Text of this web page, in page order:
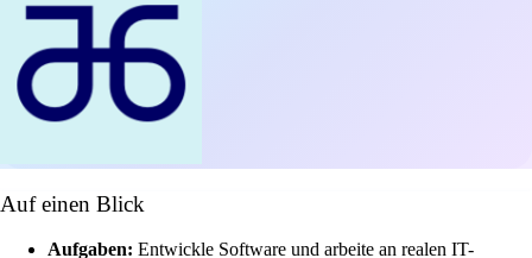
Auf einen Blick
Aufgaben: Entwickle Software und arbeite an realen IT-